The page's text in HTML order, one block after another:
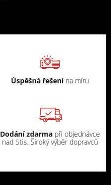
Úspěšná řešení na míru
Dodání zdarma při objednávce
nad 5tis. Široký výběr dopravců